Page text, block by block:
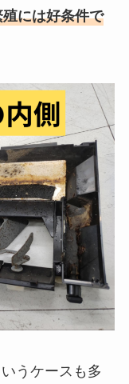
には好条件で
うケースも多